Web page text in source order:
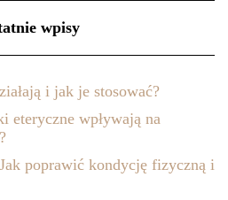
wpisy
i jak je stosować?
eteryczne wpływają na
poprawić kondycję fizyczną i